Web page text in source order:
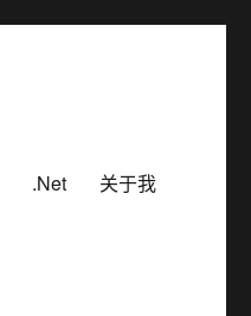
.Net 关于我